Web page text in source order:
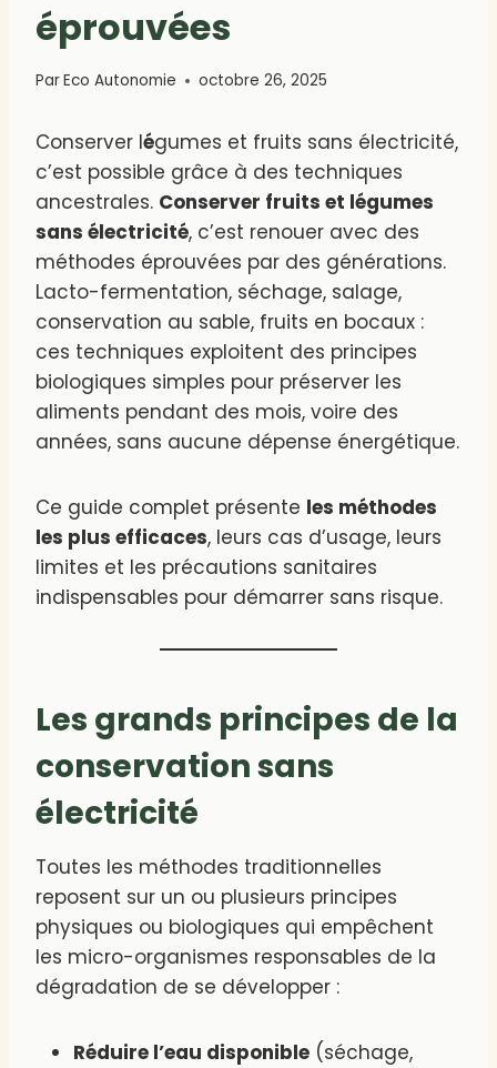
éprouvées
ParEco Autonomie octobre 26, 2025
Conserver légumes et fruits sans électricité,
c’est possible grâce à des techniques
ancestrales. Conserver fruits et légumes
sans électricité, c’est renouer avec des
méthodes éprouvées par des générations.
Lacto-fermentation, séchage, salage,
conservation au sable, fruits en bocaux :
ces techniques exploitent des principes
biologiques simples pour préserver les
aliments pendant des mois, voire des
années, sans aucune dépense énergétique.
Ce guide complet présente les méthodes
les plus efficaces, leurs cas d’usage, leurs
limites et les précautions sanitaires
indispensables pour démarrer sans risque.
Les grands principes de la
conservation sans
électricité
Toutes les méthodes traditionnelles
reposent sur un ou plusieurs principes
physiques ou biologiques qui empêchent
les micro-organismes responsables de la
dégradation de se développer :
Réduire l’eau disponible (séchage,